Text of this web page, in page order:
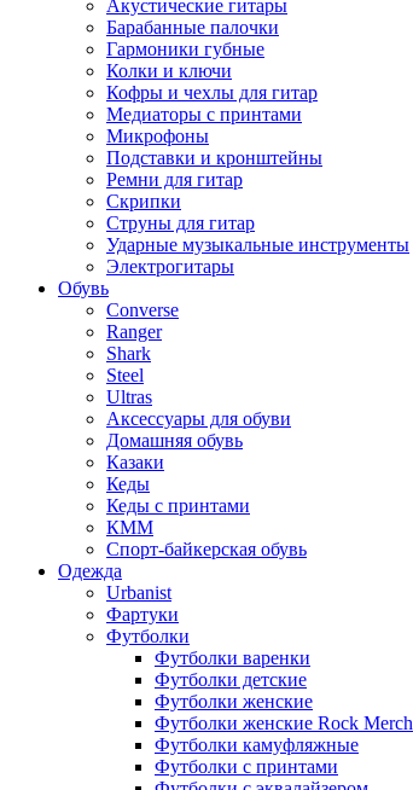
Акустические гитары
Барабанные палочки
Гармоники губные
Колки и ключи
Кофры и чехлы для гитар
Медиаторы с принтами
Микрофоны
Подставки и кронштейны
Ремни для гитар
Скрипки
Струны для гитар
Ударные музыкальные инструменты
Электрогитары
Обувь
Converse
Ranger
Shark
Steel
Ultras
Аксессуары для обуви
Домашняя обувь
Казаки
Кеды
Кеды с принтами
КММ
Спорт-байкерская обувь
Одежда
Urbanist
Фартуки
Футболки
Футболки варенки
Футболки детские
Футболки женские
Футболки женские Rock Merch
Футболки камуфляжные
Футболки с принтами